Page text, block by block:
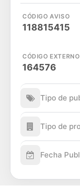
CÓDIGO AVISO
118815415
CÓDIGO EXTERNO
164576
Tipo de
Tipo de
Fecha